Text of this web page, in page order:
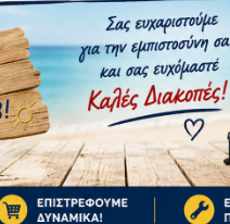
ΣΤΗΝ ΄ΙΔΙΑ ΚΑΤΗΓΟΡΊΑ